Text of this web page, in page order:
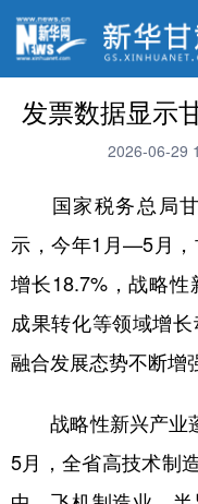
发票数据显示
2026-06-29
国家税务总局甘
示，今年1月—5月
增长18.7%，战略
成果转化等领域增
融合发展态势不断增
战略性新兴产业
5月，全省高技术制